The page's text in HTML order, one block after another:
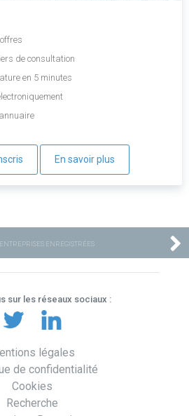
de consultation
en 5 minutes
En savoir plus
ENTREPRISES ENREGISTRÉES
sur les réseaux sociaux :
légales
de confidentialité
Cookies
Recherche